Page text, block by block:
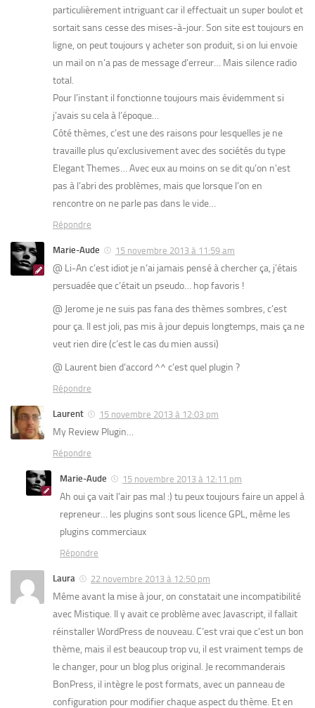
particulièrement intriguant car il effectuait un super boulot et
sortait sans cesse des mises-à-jour. Son site est toujours en
ligne, on peut toujours y acheter son produit, si on lui envoie
un mail on n’a pas de message d’erreur… Mais silence radio
total.
Pour l’instant il fonctionne toujours mais évidemment si
j’avais su cela à l’époque…
Côté thèmes, c’est une des raisons pour lesquelles je ne
travaille plus qu’exclusivement avec des sociétés du type
Elegant Themes… Avec eux au moins on se dit qu’on n’est
pas à l’abri des problèmes, mais que lorsque l’on en
rencontre on ne parle pas dans le vide…
Répondre
Marie-Aude 15 novembre 2013 à 11:59 am
@ Li-An c’est idiot je n’ai jamais pensé à chercher ça, j’étais
persuadée que c’était un pseudo… hop favoris !
@ Jerome je ne suis pas fana des thèmes sombres, c’est
pour ça. Il est joli, pas mis à jour depuis longtemps, mais ça ne
veut rien dire (c’est le cas du mien aussi)
@ Laurent bien d’accord ^^ c’est quel plugin ?
Répondre
Laurent 15 novembre 2013 à 12:03 pm
My Review Plugin…
Répondre
Marie-Aude 15 novembre 2013 à 12:11 pm
Ah oui ça vait l’air pas mal :) tu peux toujours faire un appel à
repreneur… les plugins sont sous licence GPL, même les
plugins commerciaux
Répondre
Laura 22 novembre 2013 à 12:50 pm
Même avant la mise à jour, on constatait une incompatibilité
avec Mistique. Il y avait ce problème avec Javascript, il fallait
réinstaller WordPress de nouveau. C’est vrai que c’est un bon
thème, mais il est beaucoup trop vu, il est vraiment temps de
le changer, pour un blog plus original. Je recommanderais
BonPress, il intègre le post formats, avec un panneau de
configuration pour modifier chaque aspect du thème. Et en